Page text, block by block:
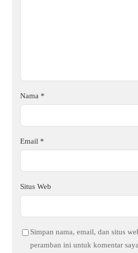
Nama *
Email *
Situs Web
Simpan nama, email, dan situs
peramban ini untuk komentar